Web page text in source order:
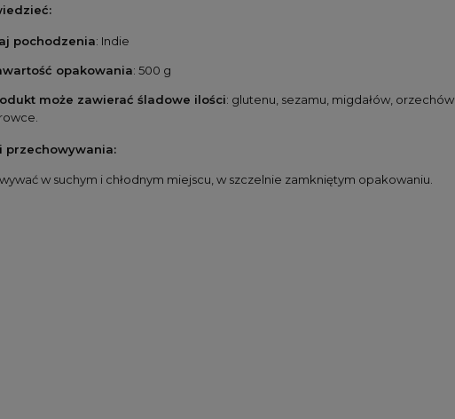
pochodzenia: Indie
opakowania: 500 g
może zawierać śladowe ilości: glutenu, sezamu, migdałów,
przechowywania:
w suchym i chłodnym miejscu, w szczelnie zamkniętym opakowaniu.